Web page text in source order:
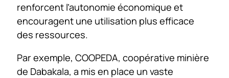
renforcent l’autonomie économique et
encouragent une utilisation plus efficace
des ressources.
Par exemple, COOPEDA, coopérative minière
de Dabakala, a mis en place un vaste